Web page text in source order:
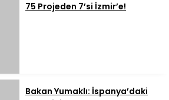
75 Projeden 7’si İzmir’e!
Bakan Yumaklı: İspanya’daki